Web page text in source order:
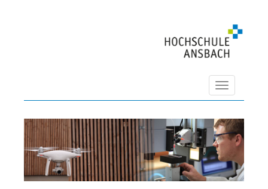
Navigation